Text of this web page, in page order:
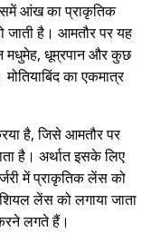
आंख का प्राकृतिक
जाती है। आमतौर पर यह
मधुमेह, धूम्रपान और कुछ
का एकमात्र
है, जिसे आमतौर पर
है। अर्थात इसके लिए
में प्राकृतिक लेंस को
लेंस को लगाया जाता
लगते हैं।